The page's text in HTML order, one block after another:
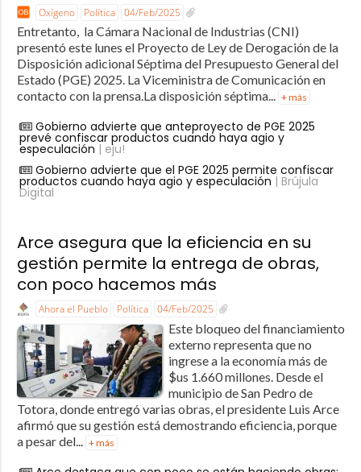
Oxígeno Política 04/Feb/2025
Entretanto, la Cámara Nacional de Industrias (CNI)
presentó este lunes el Proyecto de Ley de Derogación de la
Disposición adicional Séptima del Presupuesto General del
Estado (PGE) 2025. La Viceministra de Comunicación en
contacto con la prensa.La disposición séptima... + más
Gobierno advierte que anteproyecto de PGE 2025
prevé confiscar productos cuando haya agio y
especulación | eju!
Gobierno advierte que el PGE 2025 permite confiscar
productos cuando haya agio y especulación | Brújula
Digital
Arce asegura que la eficiencia en su
gestión permite la entrega de obras,
con poco hacemos más
Ahora el Pueblo Política 04/Feb/2025
Este bloqueo del financiamiento
externo representa que no
ingrese a la economía más de
$us 1.660 millones. Desde el
municipio de San Pedro de
Totora, donde entregó varias obras, el presidente Luis Arce
afirmó que su gestión está demostrando eficiencia, porque
a pesar del... + más